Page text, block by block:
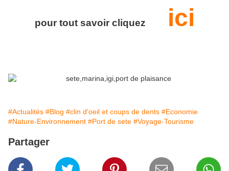
pour tout savoir cliquez ici
#Actualités #Blog #clin d'oeil et coups de dents #Economie
#Nature-Environnement #Port de sete #Voyage-Tourisme
Partager